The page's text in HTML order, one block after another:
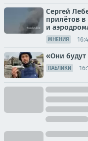
Сергей
прилётов в
и
МНЕНИЯ
«Они будут
ПАБЛИКИ